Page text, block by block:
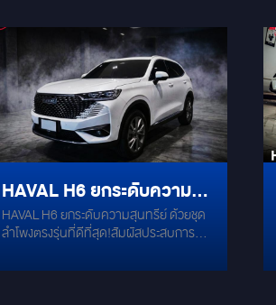
นุ่มลึก อิ่มหนา ฟังสนุกครบทุกอรรถรสใน
เครื่องเดียว งานแดมป์ประตู Mercury Gold
เต็มระบบ 4 บาน: เสริมแผ่นแดมป์เกรด
พรีเมียมที่บานประตูทั้ง 4 บาน เพื่อบล็อก
เสียงรบกวนจากลมและพื้นถนน พร้อมลด
แรงสั่นสะเทือนของแผงประตู ช่วยเปลี่ยน
โครงสร้างประตูให้กลายเป็นตู้ลำโพงที่แข็ง
แรง ส่งผลให้ลำโพงเปล่งเสียงได้อย่างเต็ม
ประสิทธิภาพ มวลเบสและเสียงกลางหนา
แน่นขึ้นอย่างชัดเจน ติดตั้งปลอดภัยระบบ
Plug & Play 100%: ทุกขั้นตอนใช้ชุดสายไฟ
และพอร์ตปลั๊กตรงรุ่นเชื่อมต่อได้ทันที โดย
กล หน้าจอเดิม และฟังก์ชันควบคุมบนพวง
HAVAL H6 ยกระดับความสุ
นทรีย์ ด้วยชุดลำโพงตรงรุ่นที่
HAVAL H6 ยกระดับความสุนทรีย์ ด้วยชุด
ลำโพงตรงรุ่นที่ดีที่สุด!สัมผัสประสบการณ์
Mercury ที่ออกแบบมาเพื่อมิติเสียงที่